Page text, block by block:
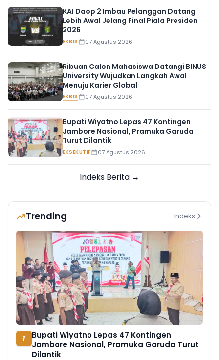
KAI Daop 2 Imbau Pelanggan Datang
Lebih Awal Jelang Final Piala Presiden
2026
EKBIS 07 Agustus 2026
Ribuan Calon Mahasiswa Datangi BINUS
University Wujudkan Langkah Awal
Menuju Karier Global
EKBIS 07 Agustus 2026
Bupati Wiyatno Lepas 47 Kontingen
Jambore Nasional, Pramuka Garuda
Turut Dilantik
EKSEKUTIF 07 Agustus 2026
Indeks Berita →
Trending Indeks
1
Bupati Wiyatno Lepas 47 Kontingen
Jambore Nasional, Pramuka Garuda Turut
Dilantik